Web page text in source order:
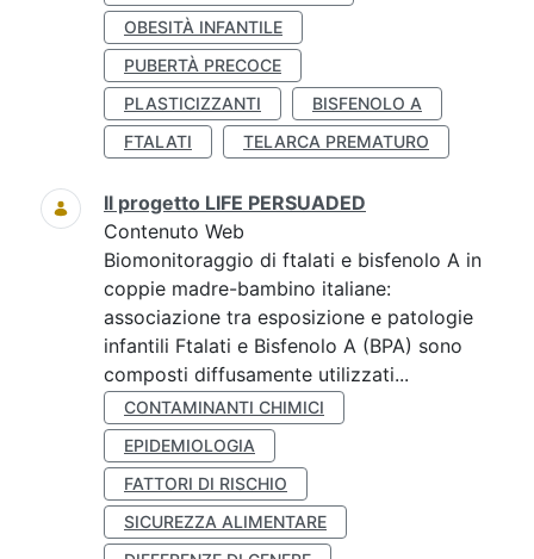
OBESITÀ INFANTILE
PUBERTÀ PRECOCE
PLASTICIZZANTI
BISFENOLO A
FTALATI
TELARCA PREMATURO
Il progetto LIFE PERSUADED
Contenuto Web
Biomonitoraggio di ftalati e bisfenolo A in
coppie madre-bambino italiane:
associazione tra esposizione e patologie
infantili Ftalati e Bisfenolo A (BPA) sono
composti diffusamente utilizzati...
CONTAMINANTI CHIMICI
EPIDEMIOLOGIA
FATTORI DI RISCHIO
SICUREZZA ALIMENTARE